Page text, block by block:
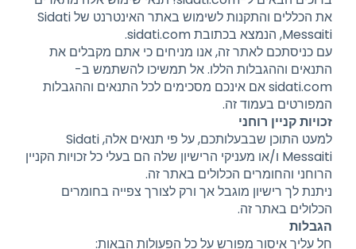
את הכללים והתקנות לשימוש באתר האינטרנט של Sidati
Messaiti, הנמצא בכתובת sidati.com.
עם כניסתכם לאתר זה, אנו מניחים כי אתם מקבלים את
התנאים וההגבלות הללו. אל תמשיכו להשתמש ב-
sidati.com אם אינכם מסכימים לכל התנאים וההגבלות
המפורטים בעמוד זה.
זכויות קניין רוחני
למעט התוכן שבבעלותכם, על פי תנאים אלה, Sidati
Messaiti ו/או מעניקי הרישיון שלה הם בעלי כל זכויות הקניין
הרוחני והחומרים הכלולים באתר זה.
ניתנת לך רישיון מוגבל אך ורק לצורך צפייה בחומרים
הכלולים באתר זה.
הגבלות
חל עליך איסור מפורש על כל הפעולות הבאות: